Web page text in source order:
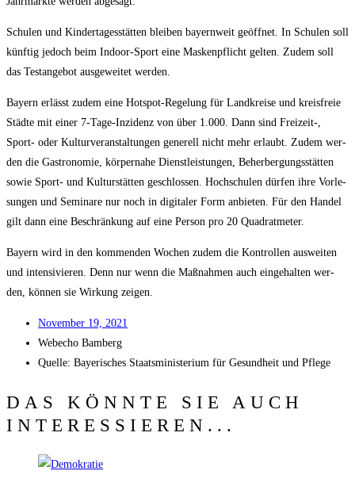
Schu­len und Kin­der­ta­ges­stät­ten blei­ben bay­ern­weit geöff­net. In Schu­len soll
künf­tig jedoch beim Indoor-Sport eine Mas­ken­pflicht gel­ten. Zudem soll
das Test­an­ge­bot aus­ge­wei­tet werden.
Bay­ern erlässt zudem eine Hot­spot-Rege­lung für Land­krei­se und kreis­freie
Städ­te mit einer 7‑Ta­ge-Inzi­denz von über 1.000. Dann sind Freizeit‑,
Sport- oder Kul­tur­ver­an­stal­tun­gen gene­rell nicht mehr erlaubt. Zudem wer­
den die Gas­tro­no­mie, kör­per­na­he Dienst­leis­tun­gen, Beher­ber­gungs­stät­ten
sowie Sport- und Kul­tur­stät­ten geschlos­sen. Hoch­schu­len dür­fen ihre Vor­le­
sun­gen und Semi­na­re nur noch in digi­ta­ler Form anbie­ten. Für den Han­del
gilt dann eine Beschrän­kung auf eine Per­son pro 20 Quadratmeter.
Bay­ern wird in den kom­men­den Wochen zudem die Kon­trol­len aus­wei­ten
und inten­si­vie­ren. Denn nur wenn die Maß­nah­men auch ein­ge­hal­ten wer­
den, kön­nen sie Wir­kung zeigen.
Novem­ber 19, 2021
Web­echo Bamberg
Quel­le: Baye­ri­sches Staats­mi­nis­te­ri­um für Gesund­heit und Pflege
DAS KÖNNTE SIE AUCH
INTERESSIEREN...